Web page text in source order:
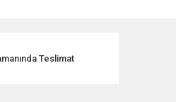
Teslimat